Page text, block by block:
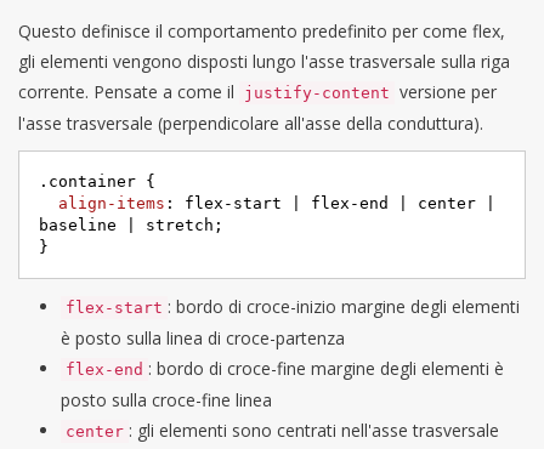
Questo definisce il comportamento predefinito per come flex,
gli elementi vengono disposti lungo l'asse trasversale sulla riga
corrente. Pensate a come il
justify-content versione per
l'asse trasversale (perpendicolare all'asse della conduttura).
.container {
align-items : flex-start | flex-end | center |
baseline | stretch;
}
flex-start : bordo di croce-inizio margine degli elementi
è posto sulla linea di croce-partenza
flex-end : bordo di croce-fine margine degli elementi è
posto sulla croce-fine linea
center : gli elementi sono centrati nell'asse trasversale